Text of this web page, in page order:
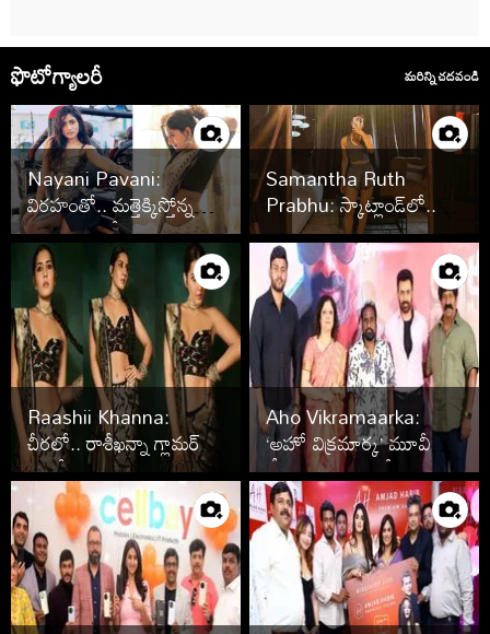
ఫొటోగ్యాలరీ మరిన్ని చదవండి
Nayani Pavani:
విర‌హంతో.. మ‌త్తెక్కిస్తోన్న
పావ‌ని (ఫొటోలు)
Samantha Ruth
Prabhu: స్కాట్లాండ్‌లో..
స‌మంత హంగామా
(ఫొటోలు)
Raashii Khanna:
చీరలో.. రాశీఖన్నా గ్లామర్
ఫొటోస్‌
Aho Vikramaarka:
‘అహో విక్రమార్క’ మూవీ
టీజర్ లాంచ్ ఫొటోలు